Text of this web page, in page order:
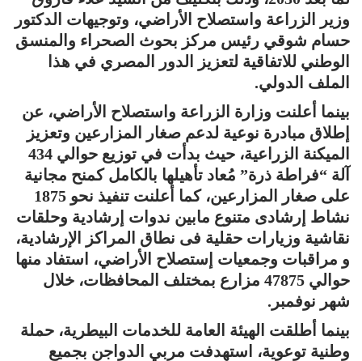
وزير الزراعة واستصلاح الأراضي، وتوجيهات الدكتور
حسام شوقي رئيس مركز بحوث الصحراء والمنسق
الوطني للاتفاقية لتعزيز الدور المصري في هذا
الملف الدولي.
بينما أعلنت وزارة الزراعة واستصلاح الأراضي، عن
إطلاق مبادرة نوعية لدعم صغار المزارعين وتعزيز
الميكنة الزراعية، حيث بدأت في توزيع حوالي 434
آلة “فراطة ذرة” مُعاد تأهيلها بالكامل كمنح مجانية
على صغار المزارعين، كما أعلنت تنفيذ نحو 1875
نشاط إرشادى متنوع مابين ندوات إرشادية وحلقات
نقاشية وزيارات حقلية فى نطاق المراكز الإرشادية،
و مراقبات وجمعيات إستصلاح الأراضي، استفاد منها
حوالي 47875 مزارع بمختلف المحافظات، خلال
شهر نوفمبر.
بينما أطلقت الهيئة العامة للخدمات البيطرية، حملة
وطنية توعوية، استهدفت مربي الدواجن بجميع